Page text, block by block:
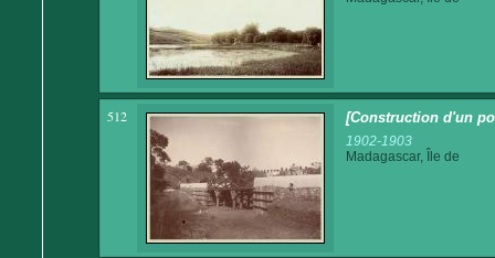
512 [Construction d'un
1902-1903
Madagascar, Île de